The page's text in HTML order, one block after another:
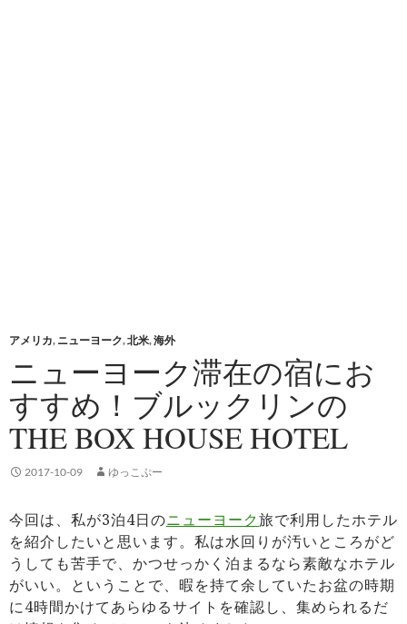
アメリカ, ニューヨーク,北米,海外
ニューヨーク滞在の宿にお
すすめ！ブルックリンの
THE BOX HOUSE HOTEL
2017-10-09 ゆっこぷー
今回は、私が3泊4日のニューヨーク旅で利用したホテル
を紹介したいと思います。私は水回りが汚いところがど
うしても苦手で、かつせっかく泊まるなら素敵なホテル
がいい。ということで、暇を持て余していたお盆の時期
に4時間かけてあらゆるサイトを確認し、集められるだ